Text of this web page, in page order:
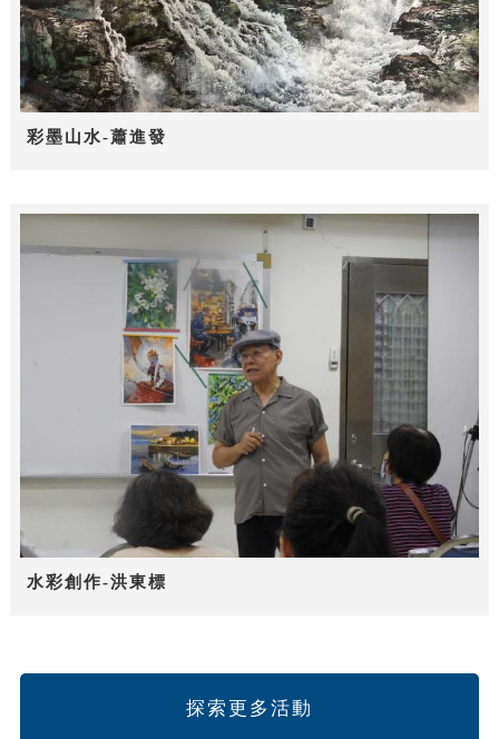
彩墨山水-蕭進發
水彩創作-洪東標
探索更多活動